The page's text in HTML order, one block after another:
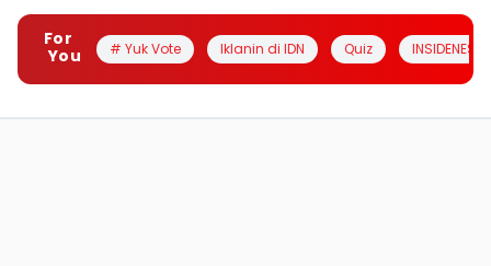
For
You
# Yuk Vote Iklanin di IDN Quiz INSIDENESIA